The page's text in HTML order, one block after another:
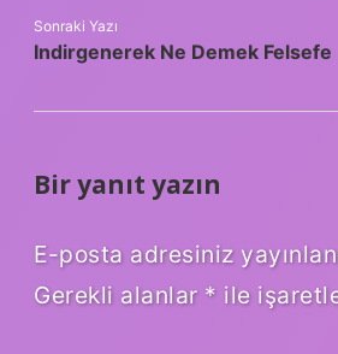
Sonraki Yazı
Indirgenerek Ne Demek Felsefe
Bir yanıt yazın
E-posta adresiniz
Gerekli alanlar * ile